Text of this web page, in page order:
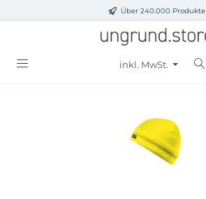
Zum Hauptinhalt springenÜber 240.000 Produkte
inkl. MwSt.